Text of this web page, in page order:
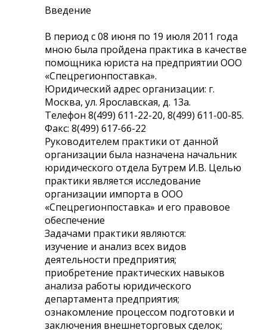
Введение
В период с 08 июня по 19 июля 2011 года
мною была пройдена практика в качестве
помощника юриста на предприятии ООО
«Спецрегионпоставка».
Юридический адрес организации: г.
Москва, ул. Ярославская, д. 13а.
Телефон 8(499) 611-22-20, 8(499) 611-00-85.
Факс: 8(499) 617-66-22
Руководителем практики от данной
организации была назначена начальник
юридического отдела Бутрем И.В. Целью
практики является исследование
организации импорта в ООО
«Спецрегионпоставка» и его правовое
обеспечение
Задачами практики являются:
изучение и анализ всех видов
деятельности предприятия;
приобретение практических навыков
анализа работы юридического
департамента предприятия;
ознакомление процессом подготовки и
заключения внешнеторговых сделок;